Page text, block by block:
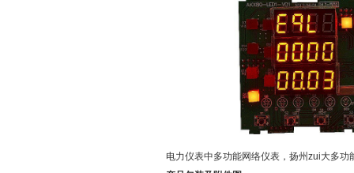
电力仪表中多功能网络仪表，扬州zui大多